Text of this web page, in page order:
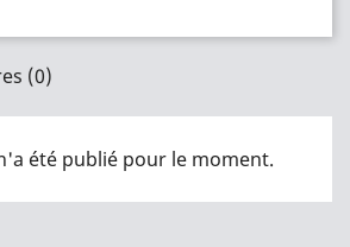
(0)
été publié pour le moment.